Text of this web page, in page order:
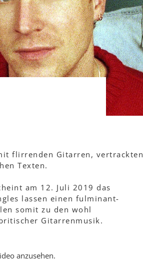
flirrenden Gitarren, vertrackten
Texten.
am 12. Juli 2019 das
lassen einen fulminant-
somit zu den wohl
Gitarrenmusik.
anzusehen.